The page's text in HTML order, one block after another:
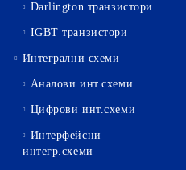
Darlington транзистори
IGBT транзистори
Интегрални схеми
Аналови инт.схеми
Цифрови инт.схеми
Интерфейсни
интегр.схеми